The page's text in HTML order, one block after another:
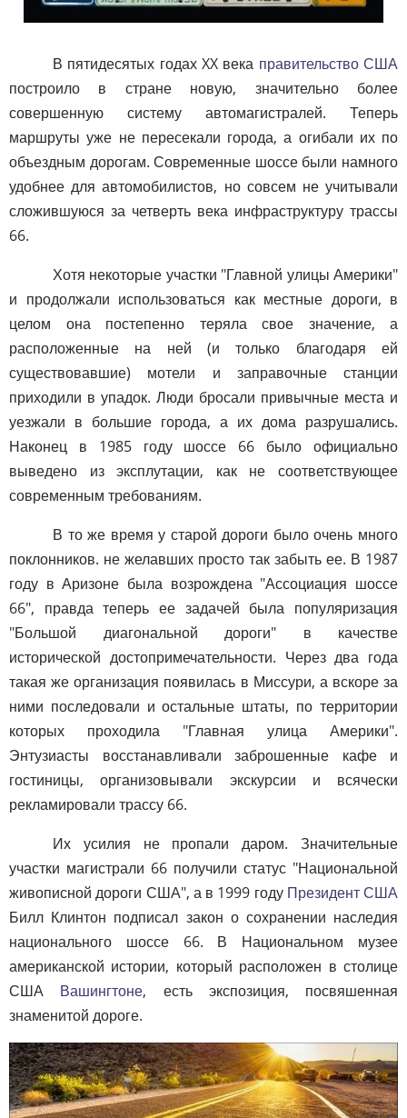
В пятидесятых годах XX века правительство США
построило в стране новую, значительно более
совершенную систему автомагистралей. Теперь
маршруты уже не пересекали города, а огибали их по
объездным дорогам. Современные шоссе были намного
удобнее для автомобилистов, но совсем не учитывали
сложившуюся за четверть века инфраструктуру трассы
66.
Хотя некоторые участки "Главной улицы Америки"
и продолжали использоваться как местные дороги, в
целом она постепенно теряла свое значение, а
расположенные на ней (и только благодаря ей
существовавшие) мотели и заправочные станции
приходили в упадок. Люди бросали привычные места и
уезжали в большие города, а их дома разрушались.
Наконец в 1985 году шоссе 66 было официально
выведено из эксплутации, как не соответствующее
современным требованиям.
В то же время у старой дороги было очень много
поклонников. не желавших просто так забыть ее. В 1987
году в Аризоне была возрождена "Ассоциация шоссе
66", правда теперь ее задачей была популяризация
"Большой диагональной дороги" в качестве
исторической достопримечательности. Через два года
такая же организация появилась в Миссури, а вскоре за
ними последовали и остальные штаты, по территории
которых проходила "Главная улица Америки".
Энтузиасты восстанавливали заброшенные кафе и
гостиницы, организовывали экскурсии и всячески
рекламировали трассу 66.
Их усилия не пропали даром. Значительные
участки магистрали 66 получили статус "Национальной
живописной дороги США", а в 1999 году Президент США
Билл Клинтон подписал закон о сохранении наследия
национального шоссе 66. В Национальном музее
американской истории, который расположен в столице
США Вашингтоне, есть экспозиция, посвяшенная
знаменитой дороге.